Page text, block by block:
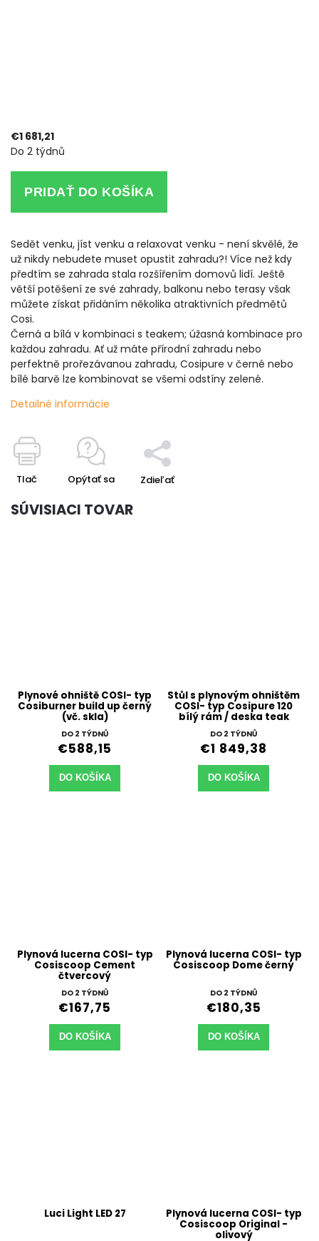
€1 681,21
Do 2 týdnů
PRIDAŤ DO KOŠÍKA
Sedět venku, jíst venku a relaxovat venku - není skvělé, že
už nikdy nebudete muset opustit zahradu?! Více než kdy
předtím se zahrada stala rozšířením domovů lidí. Ještě
větší potěšení ze své zahrady, balkonu nebo terasy však
můžete získat přidáním několika atraktivních předmětů
Cosi.
Černá a bílá v kombinaci s teakem; úžasná kombinace pro
každou zahradu. Ať už máte přírodní zahradu nebo
perfektně prořezávanou zahradu, Cosipure v černé nebo
bílé barvě lze kombinovat se všemi odstíny zelené.
Detailné informácie
Tlač Opýtať sa Zdieľať
SÚVISIACI TOVAR
Plynové ohniště COSI- typ
Cosiburner build up černý
(vč. skla)
DO 2 TÝDNŮ
€588,15
DO KOŠÍKA
Stůl s plynovým ohništěm
COSI- typ Cosipure 120
bílý rám / deska teak
DO 2 TÝDNŮ
€1 849,38
DO KOŠÍKA
Plynová lucerna COSI- typ
Cosiscoop Cement
čtvercový
DO 2 TÝDNŮ
€167,75
DO KOŠÍKA
Plynová lucerna COSI- typ
Cosiscoop Dome černý
DO 2 TÝDNŮ
€180,35
DO KOŠÍKA
Luci Light LED 27 Plynová lucerna COSI- typ
Cosiscoop Original -
olivový